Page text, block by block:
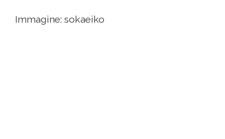
Immagine: sokaeiko